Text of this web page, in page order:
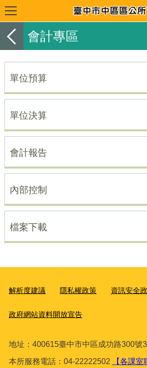
會計專區
單位預算
單位決算
會計報告
內部控制
檔案下載
解析度建議 隱私權政策 資訊安全
政府網站資料開放宣告
地址：400615臺中市中區成功路300號
本所服務電話：04-22222502 【各課室